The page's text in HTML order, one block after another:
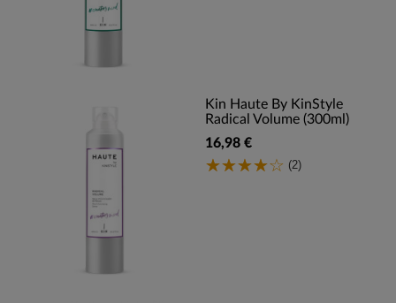
Kin Haute By KinStyle
Radical Volume (300ml)
16,98 €
(2)